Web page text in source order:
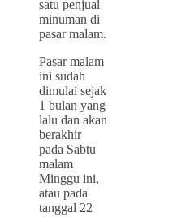
satu penjual
minuman di
pasar malam.
Pasar malam
ini sudah
dimulai sejak
1 bulan yang
lalu dan akan
berakhir
pada Sabtu
malam
Minggu ini,
atau pada
tanggal 22